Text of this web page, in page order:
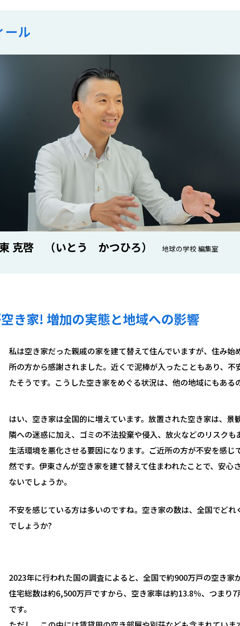
ール
克啓 （いとう かつひろ） 地球の学校 編集室
き家! 増加の実態と地域への影響
私は空き家だった親戚の家を建て替えて住んでいますが、住み始
所の方から感謝されました。 近くで泥棒が入ったこともあり、不
たそうです。こうした空き家をめぐる状況は、他の地域にもある
はい、空き家は全国的に増えています。放置された空き家は、景
隣への迷惑に加え、ゴミの不法投棄や侵入、放火などのリスクも
生活環境を悪化させる要因になります。ご近所の方が不安を感じ
然です。伊東さんが空き家を建て替えて住まわれたことで、安心
ないでしょうか。
不安を感じている方は多いのですね。空き家の数は、全国でどれ
でしょうか?
2023年に行われた国の調査によると、全国で約900万戸の空き家
住宅総数は約6,500万戸ですから、空き家率は約13.8％、つまり7
です。